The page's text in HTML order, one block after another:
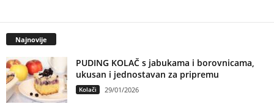
Najnovije
PUDING KOLAČ s jabukama i borovnicama,
ukusan i jednostavan za pripremu
Kolači 29/01/2026